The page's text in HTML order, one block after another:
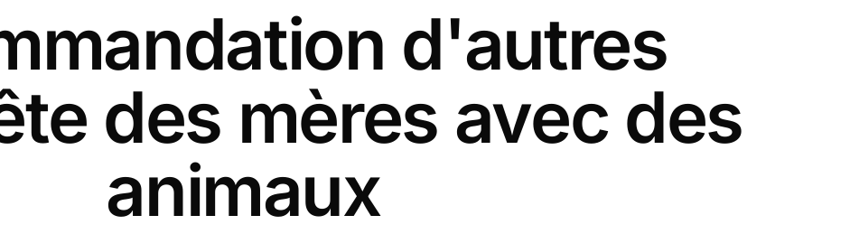
d'autres
des mères avec des
animaux